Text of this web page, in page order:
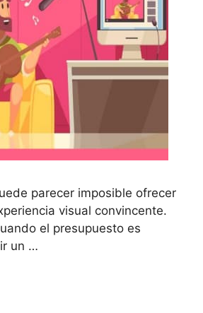
parecer imposible ofrecer
visual convincente.
el presupuesto es
un …